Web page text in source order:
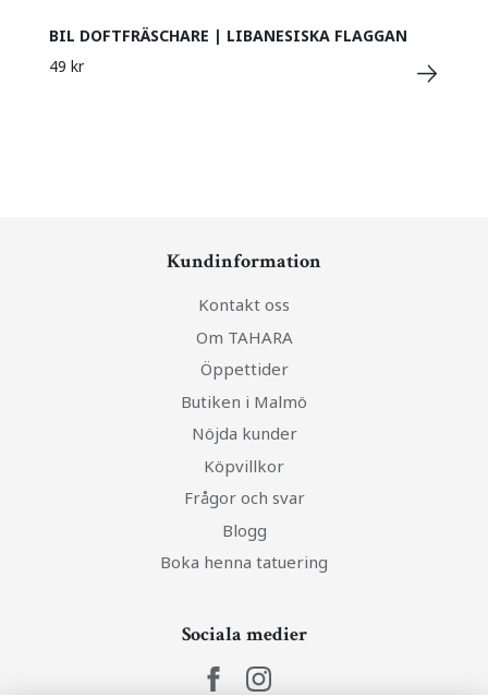
BIL DOFTFRÄSCHARE | LIBANESISKA FLAGGAN
49 kr
Kundinformation
Kontakt oss
Om TAHARA
Öppettider
Butiken i Malmö
Nöjda kunder
Köpvillkor
Frågor och svar
Blogg
Boka henna tatuering
Sociala medier